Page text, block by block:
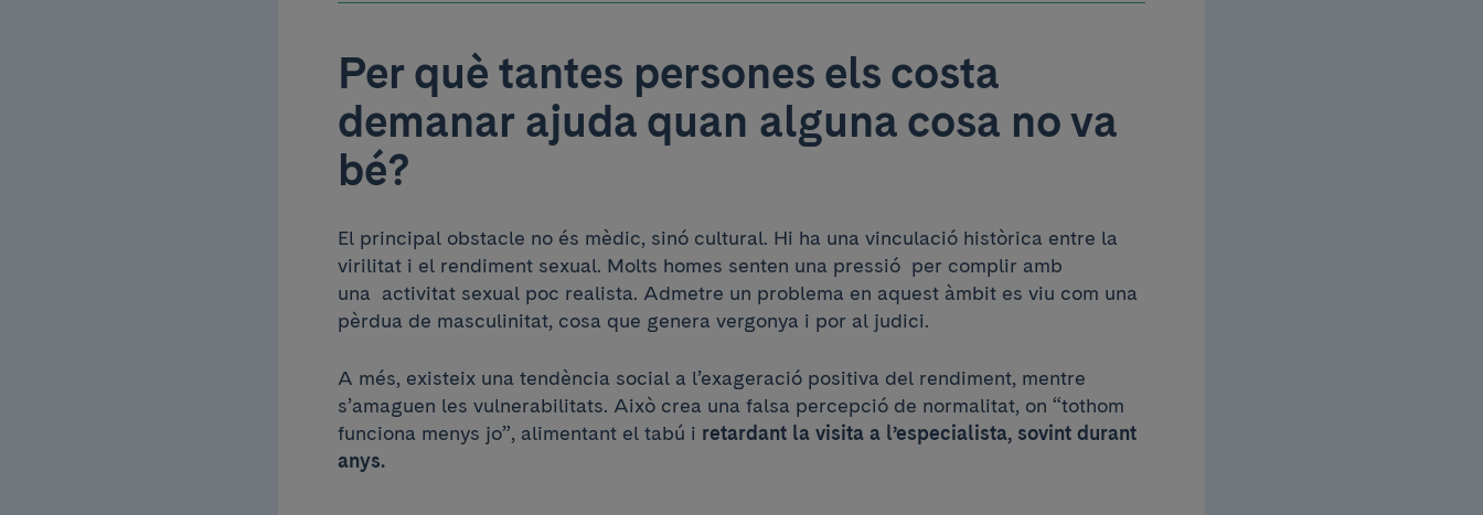
Per què tantes persones els costa
demanar ajuda quan alguna cosa no va
bé?
El principal obstacle no és mèdic, sinó cultural. Hi ha una vinculació històrica entre la
virilitat i el rendiment sexual. Molts homes senten una pressió per complir amb
una activitat sexual poc realista. Admetre un problema en aquest àmbit es viu com una
pèrdua de masculinitat, cosa que genera vergonya i por al judici.
A més, existeix una tendència social a l’exageració positiva del rendiment, mentre
s’amaguen les vulnerabilitats. Això crea una falsa percepció de normalitat, on “tothom
funciona menys jo”, alimentant el tabú i retardant la visita a l’especialista, sovint durant
anys.